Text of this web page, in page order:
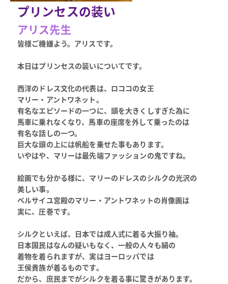
プリンセスの装い
アリス先生
皆様ご機嫌よう。アリスです。
本日はプリンセスの装いについてです。
西洋のドレス文化の代表は、ロココの女王
マリー・アントワネット。
有名なエピソードの一つに、頭を大きくしすぎた為に
馬車に乗れなくなり、馬車の座席を外して乗ったのは
有名な話しの一つ。
巨大な頭の上には帆船を乗せた事もあります。
いやはや、マリーは最先端ファッションの鬼ですね。
絵画でも分かる様に、マリーのドレスのシルクの光沢の
美しい事。
ベルサイユ宮殿のマリー・アントワネットの肖像画は
実に、圧巻です。
シルクといえば、日本では成人式に着る大振り袖。
日本国民はなんの疑いもなく、一般の人々も絹の
着物を着られますが、実はヨーロッパでは
王侯貴族が着るものです。
だから、庶民までがシルクを着る事に驚きがあります。